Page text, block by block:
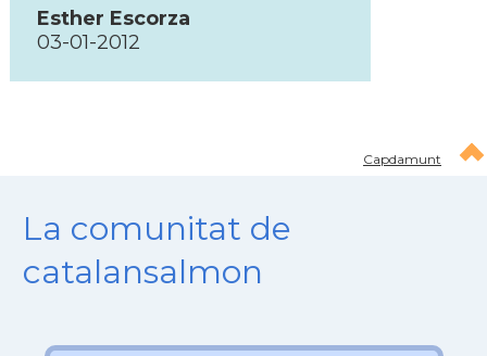
Esther Escorza
03-01-2012
Capdamunt
La comunitat de
catalansalmon